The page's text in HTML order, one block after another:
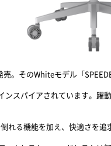
。そのWhiteモデル「
スパイアされています。
れる機能を加え、快適さを追